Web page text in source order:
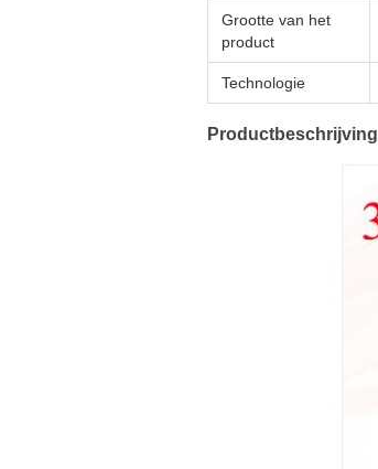
Grootte van het
product
Technologie
Productbeschrijving